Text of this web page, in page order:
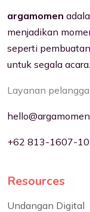
argamomen
menjadikan
seperti
untuk segala acara.
Layanan
+62 813-1607-
Resources
Undangan Digital